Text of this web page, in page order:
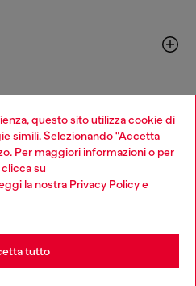
questo sito utilizza cookie di
simili. Selezionando "Accetta
Per maggiori informazioni o per
su
la nostra Privacy Policye
tutto
Language: IT
website, but it seems you may